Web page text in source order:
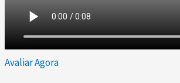
Avaliar Agora